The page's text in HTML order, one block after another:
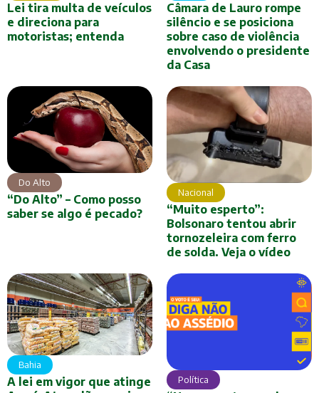
Lei tira multa de veículos
e direciona para
motoristas; entenda
Câmara de Lauro rompe
silêncio e se posiciona
sobre caso de violência
envolvendo o presidente
da Casa
Do Alto
“Do Alto” – Como posso
saber se algo é pecado?
Nacional
“Muito esperto”:
Bolsonaro tentou abrir
tornozeleira com ferro
de solda. Veja o vídeo
Bahia
A lei em vigor que atinge
Política